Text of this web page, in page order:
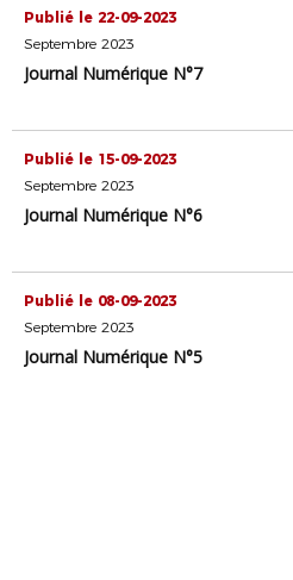
Publié le 22-09-2023
Septembre 2023
Journal Numérique N°7
Publié le 15-09-2023
Septembre 2023
Journal Numérique N°6
Publié le 08-09-2023
Septembre 2023
Journal Numérique N°5